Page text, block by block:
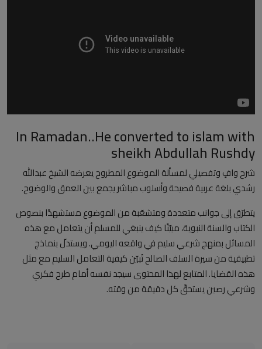
In Ramadan..He converted to islam with
sheikh Abdullah Rushdy
شرح وافٍ وتفصيلي لمسألة الموضوع المطروح يعرضه الشيخ عبدالله
رشدي بلغة عربية فصيحة وأسلوب مباشر يجمع بين العمق والوضوح.
يتطرّق إلى جوانب متعددة ومتشعّبة من الموضوع مستشهدًا بنصوص
الكتاب والسنة النبوية، مبيّنًا كيف ينبغي للمسلم أن يتعامل مع هذه
المسائل بمنهج شرعي سليم في واقعه اليومي. ويستدلّ بنماذج
تطبيقية من سيرة السلف الصالح تُبيّن كيفية التعامل السليم مع مثل
هذه القضايا. المتابع لهذا المحتوى سيجد نفسه أمام طرح فكري
وشرعي رصين يستحقّ كل دقيقة من وقته.